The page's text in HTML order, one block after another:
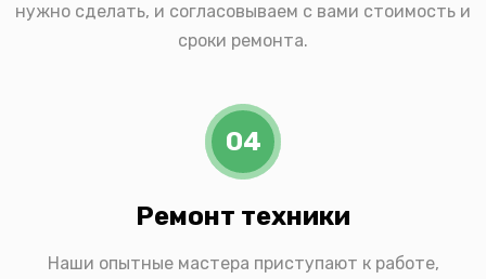
нужно сделать, и согласовываем с вами стоимость и
сроки ремонта.
04
Ремонт техники
Наши опытные мастера приступают к работе,